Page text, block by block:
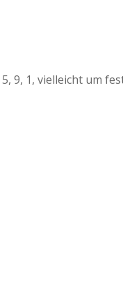
9, 1, vielleicht um